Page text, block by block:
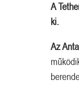
A
ki.
Az